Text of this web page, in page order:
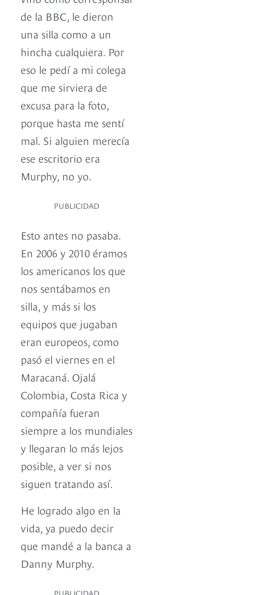
de la BBC, le dieron
una silla como a un
hincha cualquiera. Por
eso le pedí a mi colega
que me sirviera de
excusa para la foto,
porque hasta me sentí
mal. Si alguien merecía
ese escritorio era
Murphy, no yo.
PUBLICIDAD
Esto antes no pasaba.
En 2006 y 2010 éramos
los americanos los que
nos sentábamos en
silla, y más si los
equipos que jugaban
eran europeos, como
pasó el viernes en el
Maracaná. Ojalá
Colombia, Costa Rica y
compañía fueran
siempre a los mundiales
y llegaran lo más lejos
posible, a ver si nos
siguen tratando así.
He logrado algo en la
vida, ya puedo decir
que mandé a la banca a
Danny Murphy.
PUBLICIDAD